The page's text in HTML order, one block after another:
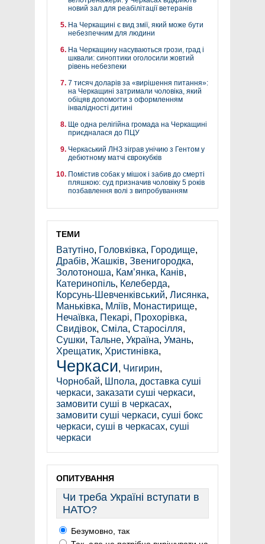
новий зал для реабілітації ветеранів
На Черкащині є вид змії, який може бути
небезпечним для людини
На Черкащину насуваються грози, град і
шквали: синоптики оголосили жовтий
рівень небезпеки
7 тисяч доларів за «вирішення питання»:
на Черкащині затримали чоловіка, який
обіцяв допомогти з оформленням
інвалідності дитині
Ще одна релігійна громада на Черкащині
приєдналася до ПЦУ
Черкаський ЛНЗ зіграв унічию з Гентом у
дебютному матчі єврокубків
Помістив собак у мішок і забив до смерті
пляшкою: суд призначив чоловіку 5 років
позбавлення волі з випробуванням
ТЕМИ
Ватутіно, Головківка, Городище,
Драбів, Жашків, Звенигородка,
Золотоноша, Кам’янка, Канів,
Катеринопіль, Келеберда,
Корсунь-Шевченківський, Лисянка,
Маньківка, Мліїв, Монастирище,
Нечаївка, Пекарі, Прохорівка,
Свидівок, Сміла, Старосілля,
Сушки, Тальне, Україна, Умань,
Хрещатик, Христинівка,
Черкаси, Чигирин,
Чорнобай, Шпола, доставка суші
черкаси, заказати суші черкаси,
замовити суші в черкасах,
замовити суші черкаси, суші бокс
черкаси, суші в черкасах, суші
черкаси
ОПИТУВАННЯ
Чи треба Україні вступати в
НАТО?
Безумовно, так